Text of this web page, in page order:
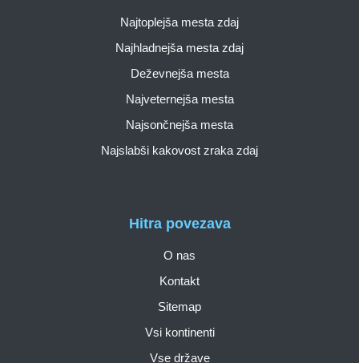
Hitra povezava
O nas
Kontakt
Sitemap
Vsi kontinenti
Vse države
Najtoplejša mesta zdaj
Najhladnejša mesta zdaj
Deževnejša mesta
Najveternejša mesta
Najsončnejša mesta
Najslabši kakovost zraka zdaj